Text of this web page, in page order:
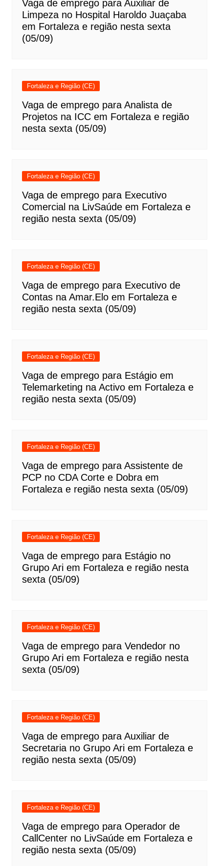
Vaga de emprego para Auxiliar de
Limpeza no Hospital Haroldo Juaçaba
em Fortaleza e região nesta sexta
(05/09)
Fortaleza e Região (CE)
Vaga de emprego para Analista de
Projetos na ICC em Fortaleza e região
nesta sexta (05/09)
Fortaleza e Região (CE)
Vaga de emprego para Executivo
Comercial na LivSaúde em Fortaleza e
região nesta sexta (05/09)
Fortaleza e Região (CE)
Vaga de emprego para Executivo de
Contas na Amar.Elo em Fortaleza e
região nesta sexta (05/09)
Fortaleza e Região (CE)
Vaga de emprego para Estágio em
Telemarketing na Activo em Fortaleza e
região nesta sexta (05/09)
Fortaleza e Região (CE)
Vaga de emprego para Assistente de
PCP no CDA Corte e Dobra em
Fortaleza e região nesta sexta (05/09)
Fortaleza e Região (CE)
Vaga de emprego para Estágio no
Grupo Ari em Fortaleza e região nesta
sexta (05/09)
Fortaleza e Região (CE)
Vaga de emprego para Vendedor no
Grupo Ari em Fortaleza e região nesta
sexta (05/09)
Fortaleza e Região (CE)
Vaga de emprego para Auxiliar de
Secretaria no Grupo Ari em Fortaleza e
região nesta sexta (05/09)
Fortaleza e Região (CE)
Vaga de emprego para Operador de
CallCenter no LivSaúde em Fortaleza e
região nesta sexta (05/09)